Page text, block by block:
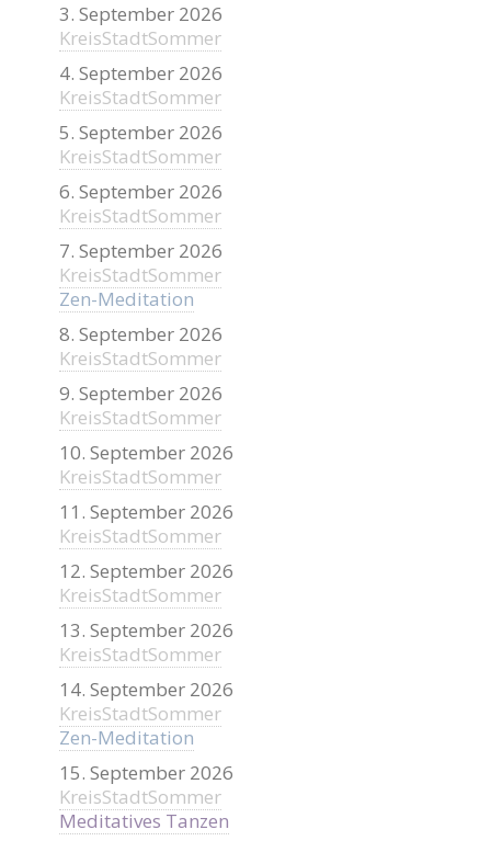
3. September 2026
KreisStadtSommer
4. September 2026
KreisStadtSommer
5. September 2026
KreisStadtSommer
6. September 2026
KreisStadtSommer
7. September 2026
KreisStadtSommer
Zen-Meditation
8. September 2026
KreisStadtSommer
9. September 2026
KreisStadtSommer
10. September 2026
KreisStadtSommer
11. September 2026
KreisStadtSommer
12. September 2026
KreisStadtSommer
13. September 2026
KreisStadtSommer
14. September 2026
KreisStadtSommer
Zen-Meditation
15. September 2026
KreisStadtSommer
Meditatives Tanzen